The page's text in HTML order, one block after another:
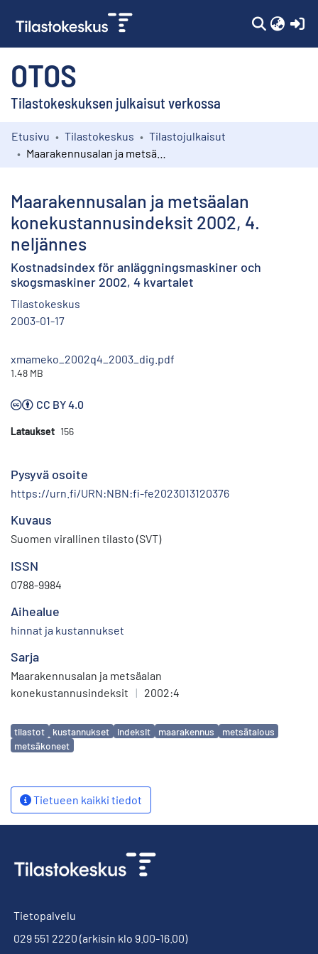
OTOS
Tilastokeskuksen julkaisut verkossa
Kokoelmat
Etusivu Tilastokeskus
Tilastojulkaisut
Maarakennusalan ja metsäalan
konekustannusindeksit 2002, 4.
neljännes
Kostnadsindex för anläggningsmaskiner och
skogsmaskiner 2002, 4 kvartalet
Tilastokeskus
2003-01-17
xmameko_2002q4_2003_dig.pdf
1.48 MB
CC BY 4.0
Lataukset 156
Pysyvä osoite
https://urn.fi/URN:NBN:fi-fe2023013120376
Kuvaus
Suomen virallinen tilasto (SVT)
ISSN
0788-9984
Aihealue
hinnat ja kustannukset
Sarja
Maarakennusalan ja metsäalan
konekustannusindeksit
| 2002:4
Avainsanat
tilastot kustannukset indeksit maarakennus
metsätalous
metsäkoneet
Tietueen kaikki tiedot
Tietopalvelu
029 551 2220 (arkisin klo 9.00-16.00)